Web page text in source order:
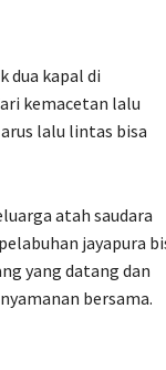
dua kapal di
kemacetan lalu
lalu lintas bisa
atah saudara
jayapura
yang datang dan
bersama.